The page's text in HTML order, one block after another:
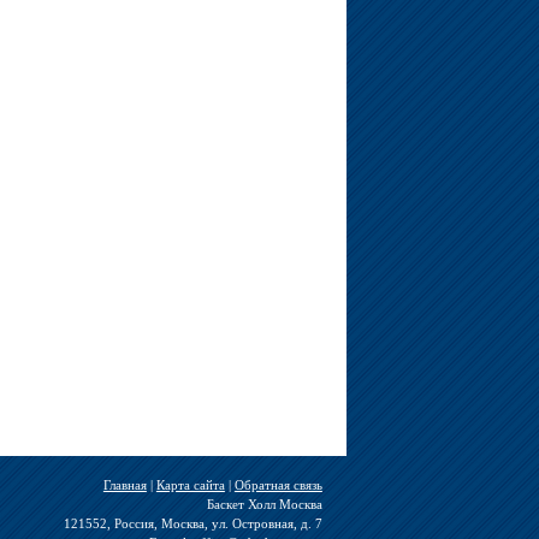
Главная| Карта сайта| Обратная связь
Баскет Холл Москва
121552, Россия, Москва, ул. Островная, д. 7